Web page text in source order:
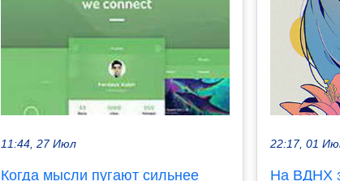
11:44, 27 Июл
Когда мысли пугают сильнее
22:17, 01
На ВДНХ